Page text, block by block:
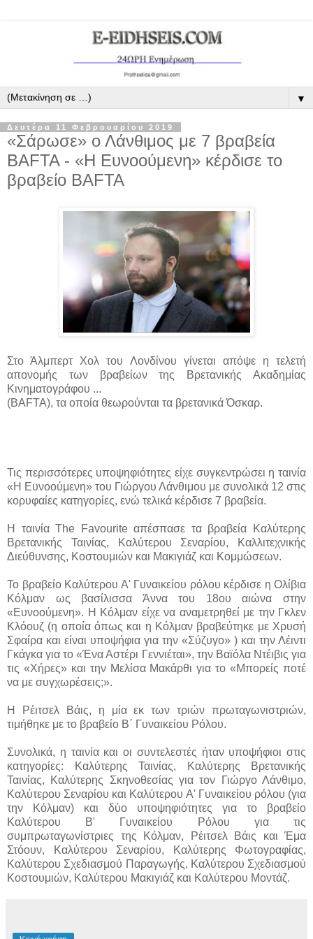
▼
Δευτέρα 11 Φεβρουαρίου 2019
«Σάρωσε» ο Λάνθιμος με 7 βραβεία
BAFTA - «Η Ευνοούμενη» κέρδισε το
βραβείο BAFTA
Στο Άλμπερτ Χολ του Λονδίνου γίνεται απόψε η τελετή
απονομής των βραβείων της Βρετανικής Ακαδημίας
Κινηματογράφου ...
(BAFTA), τα οποία θεωρούνται τα βρετανικά Όσκαρ.
Τις περισσότερες υποψηφιότητες είχε συγκεντρώσει η ταινία
«Η Ευνοούμενη» του Γιώργου Λάνθιμου με συνολικά 12 στις
κορυφαίες κατηγορίες, ενώ τελικά κέρδισε 7 βραβεία.
Η ταινία The Favourite απέσπασε τα βραβεία Καλύτερης
Βρετανικής Ταινίας, Καλύτερου Σεναρίου, Καλλιτεχνικής
Διεύθυνσης, Κοστουμιών και Μακιγιάζ και Κομμώσεων.
Το βραβείο Καλύτερου Α' Γυναικείου ρόλου κέρδισε η Ολίβια
Κόλμαν ως βασίλισσα Άννα του 18ου αιώνα στην
«Ευνοούμενη». Η Κόλμαν είχε να αναμετρηθεί με την Γκλεν
Κλόουζ (η οποία όπως και η Κόλμαν βραβεύτηκε με Χρυσή
Σφαίρα και είναι υποψήφια για την «Σύζυγο» ) και την Λέιντι
Γκάγκα για το «Ένα Αστέρι Γεννιέται», την Βαϊόλα Ντέιβις για
τις «Χήρες» και την Μελίσα Μακάρθι για το «Μπορείς ποτέ
να με συγχωρέσεις;».
Η Ρέιτσελ Βάις, η μία εκ των τριών πρωταγωνιστριών,
τιμήθηκε με το βραβείο Β΄ Γυναικείου Ρόλου.
Συνολικά, η ταινία και οι συντελεστές ήταν υποψήφιοι στις
κατηγορίες: Καλύτερης Ταινίας, Καλύτερης Βρετανικής
Ταινίας, Καλύτερης Σκηνοθεσίας για τον Γιώργο Λάνθιμο,
Καλύτερου Σεναρίου και Καλύτερου Α' Γυναικείου ρόλου (για
την Κόλμαν) και δύο υποψηφιότητες για το βραβείο
Καλύτερου Β' Γυναικείου Ρόλου για τις
συμπρωταγωνίστριες της Κόλμαν, Ρέιτσελ Βάις και Έμα
Στόουν, Καλύτερου Σεναρίου, Καλύτερης Φωτογραφίας,
Καλύτερου Σχεδιασμού Παραγωγής, Καλύτερου Σχεδιασμού
Κοστουμιών, Καλύτερου Μακιγιάζ και Καλύτερου Μοντάζ.